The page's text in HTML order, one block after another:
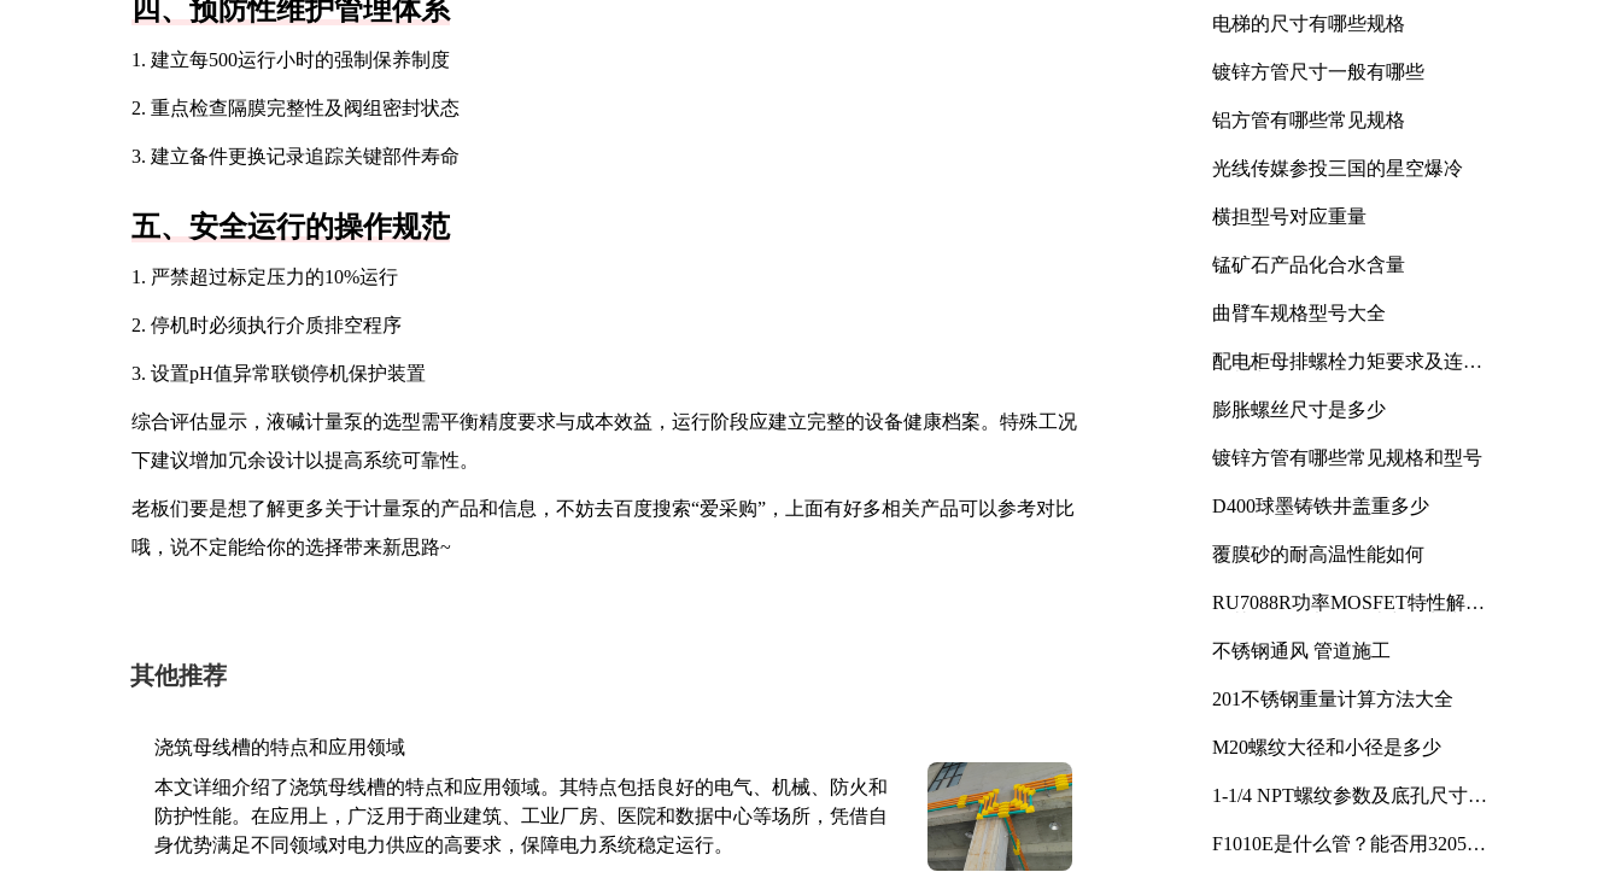
四、预防性维护管理体系
1. 建立每500运行小时的强制保养制度
2. 重点检查隔膜完整性及阀组密封状态
3. 建立备件更换记录追踪关键部件寿命
五、安全运行的操作规范
1. 严禁超过标定压力的10%运行
2. 停机时必须执行介质排空程序
3. 设置pH值异常联锁停机保护装置
综合评估显示，液碱计量泵的选型需平衡精度要求与成本效益，运行阶段应建立完整的设备健康档案。特殊工况
下建议增加冗余设计以提高系统可靠性。
老板们要是想了解更多关于计量泵的产品和信息，不妨去百度搜索“爱采购”，上面有好多相关产品可以参考对比
哦，说不定能给你的选择带来新思路~
其他推荐
浇筑母线槽的特点和应用领域
本文详细介绍了浇筑母线槽的特点和应用领域。其特点包括良好的电气、机械、防火和
防护性能。在应用上，广泛用于商业建筑、工业厂房、医院和数据中心等场所，凭借自
身优势满足不同领域对电力供应的高要求，保障电力系统稳定运行。
电梯的尺寸有哪些规格
镀锌方管尺寸一般有哪些
铝方管有哪些常见规格
光线传媒参投三国的星空爆冷
横担型号对应重量
锰矿石产品化合水含量
曲臂车规格型号大全
配电柜母排螺栓力矩要求及连接
膨胀螺丝尺寸是多少
镀锌方管有哪些常见规格和型号
D400球墨铸铁井盖重多少
覆膜砂的耐高温性能如何
RU7088R功率MOSFET特性解析
不锈钢通风 管道施工
201不锈钢重量计算方法大全
M20螺纹大径和小径是多少
1-1/4 NPT螺纹参数及底孔尺寸详
F1010E是什么管？能否用3205或